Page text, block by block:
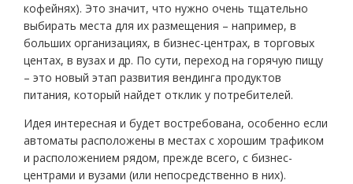
кофейнях). Это значит, что нужно очень тщательно
выбирать места для их размещения – например, в
больших организациях, в бизнес-центрах, в торговых
центах, в вузах и др. По сути, переход на горячую пищу
– это новый этап развития вендинга продуктов
питания, который найдет отклик у потребителей.
Идея интересная и будет востребована, особенно если
автоматы расположены в местах с хорошим трафиком
и расположением рядом, прежде всего, с бизнес-
центрами и вузами (или непосредственно в них).